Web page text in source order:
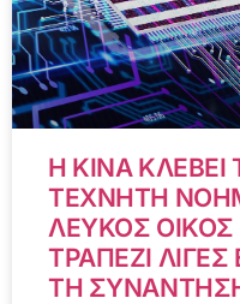
Η ΚΙΝΑ
ΤΕΧΝΗΤΗ
ΛΕΥΚΟΣ ΟΙΚΟΣ
ΤΡΑΠΕΖΙ
ΤΗ ΣΥΝΑΝΤΗΣΗ